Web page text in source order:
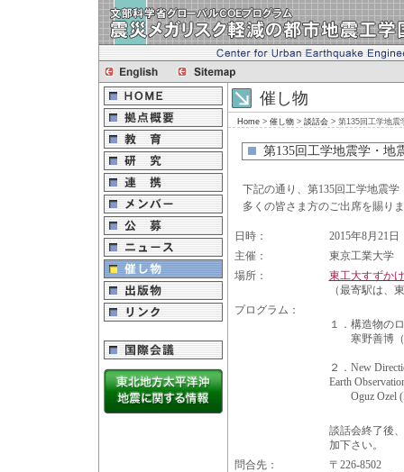
催し物
Home > 催し物 > 談話会 > 第135回工学地震
第135回工学地震学・地
下記の通り、第135回工学地震
多くの皆さま方のご出席を賜り
日時：
2015年8月21日
主催：
東京工業大学
場所：
東工大すずか
（最寄駅は、
プログラム：
１．構造物の
寒野善博（
２．New
Earth
Oguz Ozel
談話会終了後
加下さい。
問合先：
〒226-8502